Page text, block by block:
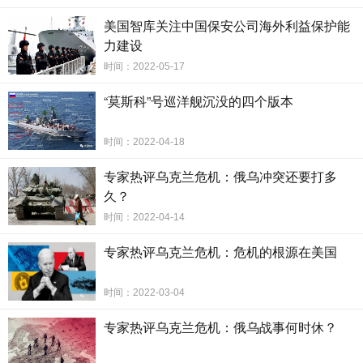
美国智库关注中国保安公司海外利益保护能
力建设
时间：2022-05-17
“莫斯科”号巡洋舰沉没的四个版本
时间：2022-04-18
专家热评乌克兰危机：俄乌冲突还要打多
久？
时间：2022-04-14
专家热评乌克兰危机：危机的根源在美国
时间：2022-03-04
专家热评乌克兰危机：俄乌战事何时休？